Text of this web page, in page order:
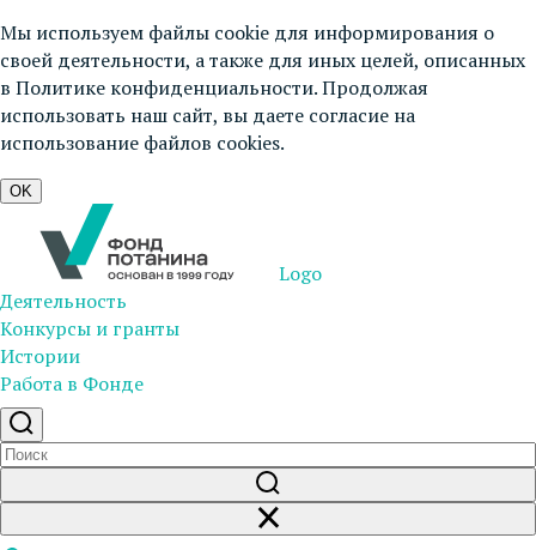
Мы используем файлы cookie для информирования о
своей деятельности, а также для иных целей, описанных
в Политике конфиденциальности. Продолжая
использовать наш сайт, вы даете согласие на
использование файлов cookies.
OK
Logo
Деятельность
Конкурсы и гранты
Истории
Работа в Фонде